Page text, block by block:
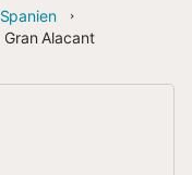
Spanien
Gran Alacant